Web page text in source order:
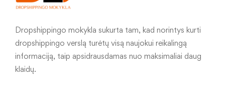
Dropshippingo mokykla sukurta tam, kad norintys kurti
dropshippingo verslą turėtų visą naujokui reikalingą
informaciją, taip apsidrausdamas nuo maksimaliai daug
klaidų.